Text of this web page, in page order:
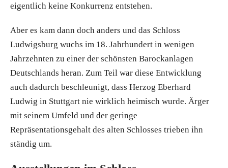
eigentlich keine Konkurrenz entstehen.
Aber es kam dann doch anders und das Schloss
Ludwigsburg wuchs im 18. Jahrhundert in wenigen
Jahrzehnten zu einer der schönsten Barockanlagen
Deutschlands heran. Zum Teil war diese Entwicklung
auch dadurch beschleunigt, dass Herzog Eberhard
Ludwig in Stuttgart nie wirklich heimisch wurde. Ärger
mit seinem Umfeld und der geringe
Repräsentationsgehalt des alten Schlosses trieben ihn
ständig um.